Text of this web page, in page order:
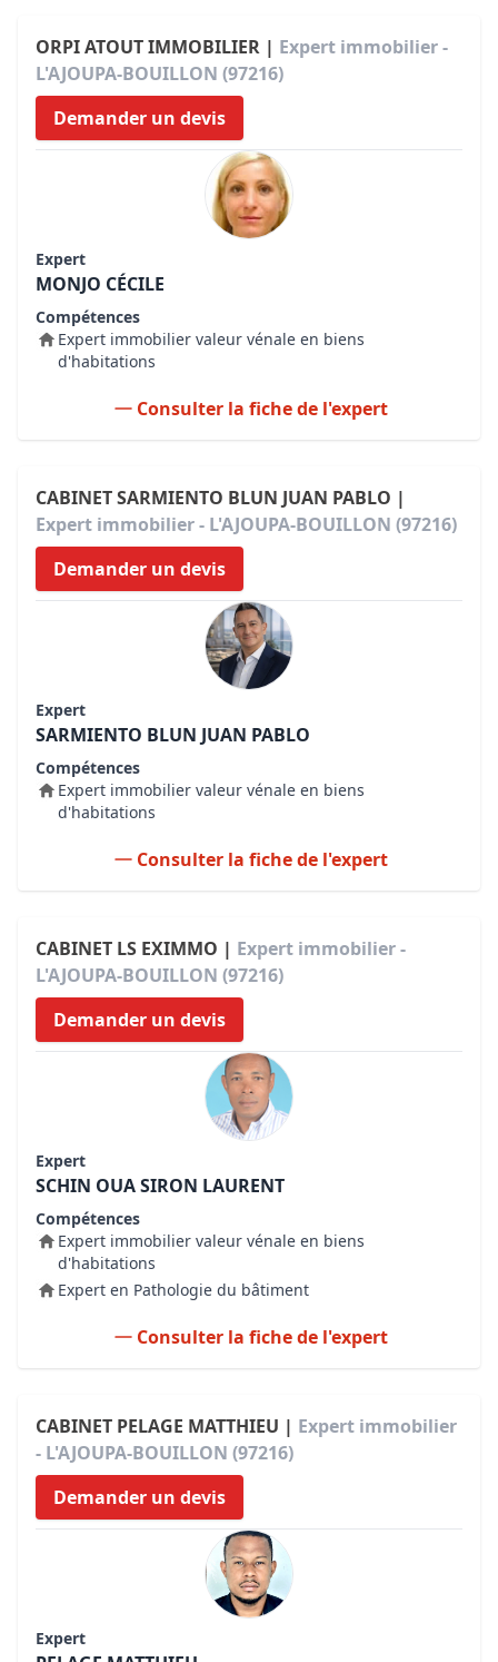
ORPI ATOUT IMMOBILIER | Expert immobilier -
L'AJOUPA-BOUILLON (97216)
Demander un devis
Expert
MONJO CÉCILE
Compétences
Expert immobilier valeur vénale en biens
d'habitations
Consulter la fiche de l'expert
CABINET SARMIENTO BLUN JUAN PABLO |
Expert immobilier - L'AJOUPA-BOUILLON (97216)
Demander un devis
Expert
SARMIENTO BLUN JUAN PABLO
Compétences
Expert immobilier valeur vénale en biens
d'habitations
Consulter la fiche de l'expert
CABINET LS EXIMMO | Expert immobilier -
L'AJOUPA-BOUILLON (97216)
Demander un devis
Expert
SCHIN OUA SIRON LAURENT
Compétences
Expert immobilier valeur vénale en biens
d'habitations
Expert en Pathologie du bâtiment
Consulter la fiche de l'expert
CABINET PELAGE MATTHIEU | Expert immobilier
- L'AJOUPA-BOUILLON (97216)
Demander un devis
Expert